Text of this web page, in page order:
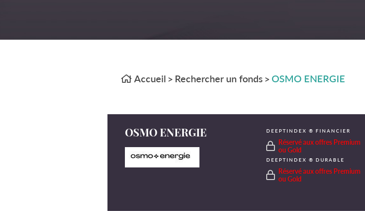
Accueil > Rechercher un fonds > OSMO ENERGIE
OSMO ENERGIE DEEPTINDEX ® FINANCIER
Réservé aux offres Premium
ou Gold
DEEPTINDEX ® DURABLE
Réservé aux offres Premium
ou Gold